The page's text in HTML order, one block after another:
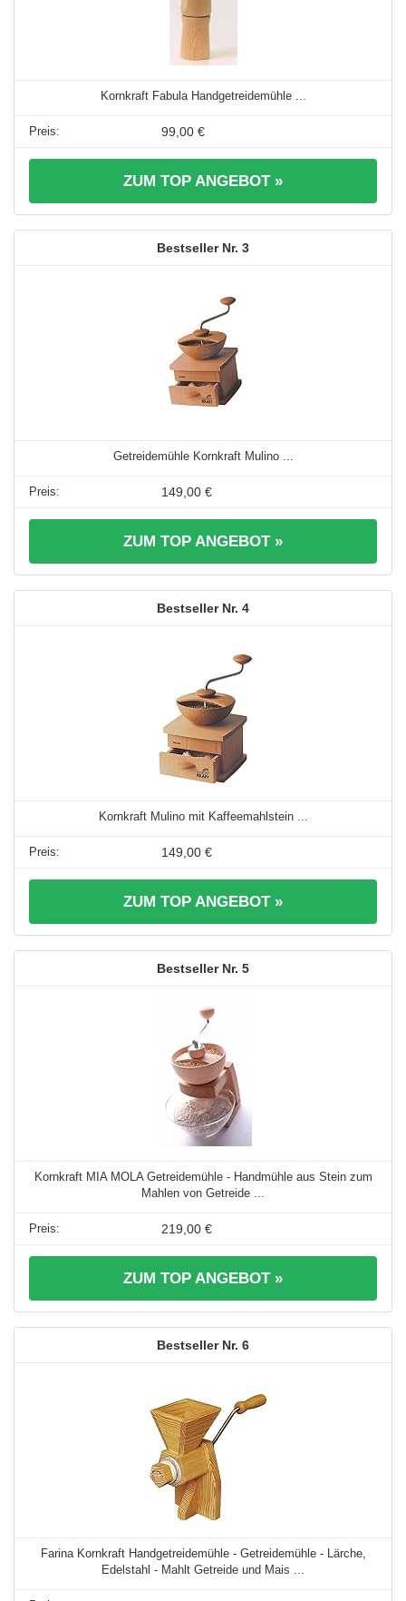
Kornkraft Fabula Handgetreidemühle ...
99,00 €
ZUM TOP ANGEBOT »
3
Getreidemühle Kornkraft Mulino ...
149,00 €
ZUM TOP ANGEBOT »
4
Kornkraft Mulino mit Kaffeemahlstein ...
149,00 €
ZUM TOP ANGEBOT »
5
Kornkraft MIA MOLA Getreidemühle - Handmühle aus Stein zum
Mahlen von Getreide ...
219,00 €
ZUM TOP ANGEBOT »
6
Farina Kornkraft Handgetreidemühle - Getreidemühle - Lärche,
Edelstahl - Mahlt Getreide und Mais ...